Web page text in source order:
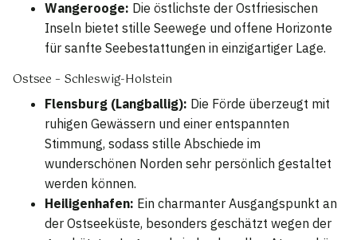
Wangerooge: Die östlichste der Ostfriesischen
Inseln bietet stille Seewege und offene Horizonte
für sanfte Seebestattungen in einzigartiger Lage.
Ostsee – Schleswig-Holstein
Flensburg (Langballig): Die Förde überzeugt mit
ruhigen Gewässern und einer entspannten
Stimmung, sodass stille Abschiede im
wunderschönen Norden sehr persönlich gestaltet
werden können.
Heiligenhafen: Ein charmanter Ausgangspunkt an
der Ostseeküste, besonders geschätzt wegen der